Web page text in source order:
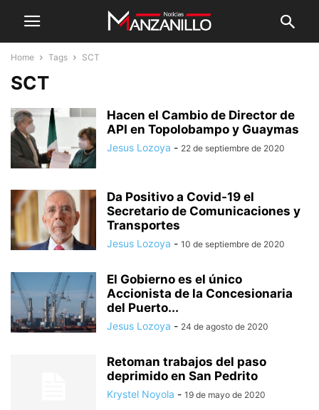
Home Tags SCT
SCT
Hacen el Cambio de Director de
API en Topolobampo y Guaymas
Jesus Lozoya - 22 de septiembre de 2020
Da Positivo a Covid-19 el
Secretario de Comunicaciones y
Transportes
Jesus Lozoya - 10 de septiembre de 2020
El Gobierno es el único
Accionista de la Concesionaria
del Puerto...
Jesus Lozoya - 24 de agosto de 2020
Retoman trabajos del paso
deprimido en San Pedrito
Krystel Noyola - 19 de mayo de 2020